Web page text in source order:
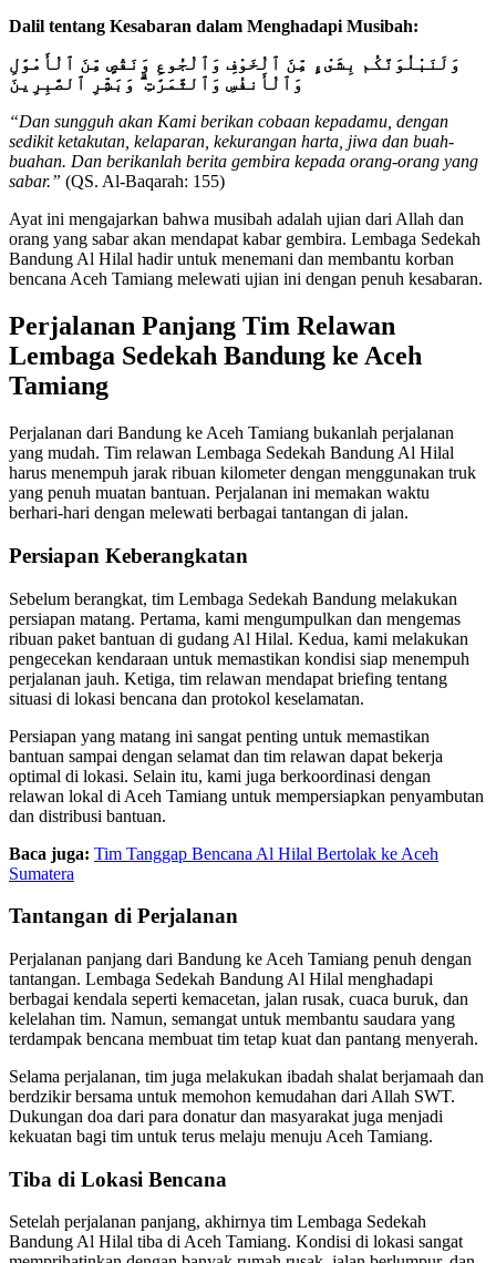
Dalil tentang Kesabaran dalam Menghadapi Musibah:
وَلَنَبْلُوَنَّكُم بِشَىْءٍ مِّنَ ٱلْخَوْفِ وَٱلْجُوعِ وَنَقْصٍ مِّنَ ٱلْأَمْوَٰلِ
وَٱلْأَنفُسِ وَٱلثَّمَرَٰتِ ۗ وَبَشِّرِ ٱلصَّٰبِرِينَ
“Dan sungguh akan Kami berikan cobaan kepadamu, dengan
sedikit ketakutan, kelaparan, kekurangan harta, jiwa dan buah-
buahan. Dan berikanlah berita gembira kepada orang-orang yang
sabar.” (QS. Al-Baqarah: 155)
Ayat ini mengajarkan bahwa musibah adalah ujian dari Allah dan
orang yang sabar akan mendapat kabar gembira. Lembaga Sedekah
Bandung Al Hilal hadir untuk menemani dan membantu korban
bencana Aceh Tamiang melewati ujian ini dengan penuh kesabaran.
Perjalanan Panjang Tim Relawan
Lembaga Sedekah Bandung ke Aceh
Tamiang
Perjalanan dari Bandung ke Aceh Tamiang bukanlah perjalanan
yang mudah. Tim relawan Lembaga Sedekah Bandung Al Hilal
harus menempuh jarak ribuan kilometer dengan menggunakan truk
yang penuh muatan bantuan. Perjalanan ini memakan waktu
berhari-hari dengan melewati berbagai tantangan di jalan.
Persiapan Keberangkatan
Sebelum berangkat, tim Lembaga Sedekah Bandung melakukan
persiapan matang. Pertama, kami mengumpulkan dan mengemas
ribuan paket bantuan di gudang Al Hilal. Kedua, kami melakukan
pengecekan kendaraan untuk memastikan kondisi siap menempuh
perjalanan jauh. Ketiga, tim relawan mendapat briefing tentang
situasi di lokasi bencana dan protokol keselamatan.
Persiapan yang matang ini sangat penting untuk memastikan
bantuan sampai dengan selamat dan tim relawan dapat bekerja
optimal di lokasi. Selain itu, kami juga berkoordinasi dengan
relawan lokal di Aceh Tamiang untuk mempersiapkan penyambutan
dan distribusi bantuan.
Baca juga: Tim Tanggap Bencana Al Hilal Bertolak ke Aceh
Sumatera
Tantangan di Perjalanan
Perjalanan panjang dari Bandung ke Aceh Tamiang penuh dengan
tantangan. Lembaga Sedekah Bandung Al Hilal menghadapi
berbagai kendala seperti kemacetan, jalan rusak, cuaca buruk, dan
kelelahan tim. Namun, semangat untuk membantu saudara yang
terdampak bencana membuat tim tetap kuat dan pantang menyerah.
Selama perjalanan, tim juga melakukan ibadah shalat berjamaah dan
berdzikir bersama untuk memohon kemudahan dari Allah SWT.
Dukungan doa dari para donatur dan masyarakat juga menjadi
kekuatan bagi tim untuk terus melaju menuju Aceh Tamiang.
Tiba di Lokasi Bencana
Setelah perjalanan panjang, akhirnya tim Lembaga Sedekah
Bandung Al Hilal tiba di Aceh Tamiang. Kondisi di lokasi sangat